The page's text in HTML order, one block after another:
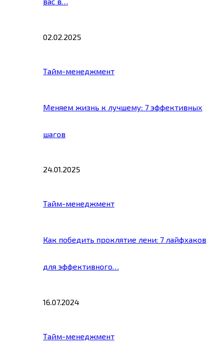
02.02.2025
Тайм-менеджмент
Меняем жизнь к лучшему: 7 эффективных
шагов
24.01.2025
Тайм-менеджмент
Как победить проклятие лени: 7 лайфхаков
для эффективного…
16.07.2024
Тайм-менеджмент